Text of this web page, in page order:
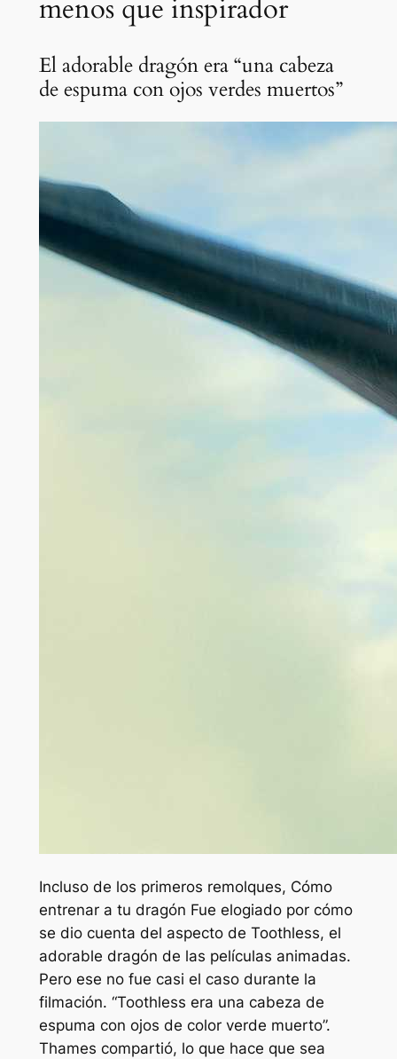
menos que inspirador
El adorable dragón era “una cabeza
de espuma con ojos verdes muertos”
Incluso de los primeros remolques, Cómo
entrenar a tu dragón Fue elogiado por cómo
se dio cuenta del aspecto de Toothless, el
adorable dragón de las películas animadas.
Pero ese no fue casi el caso durante la
filmación. “Toothless era una cabeza de
espuma con ojos de color verde muerto”.
Thames compartió, lo que hace que sea